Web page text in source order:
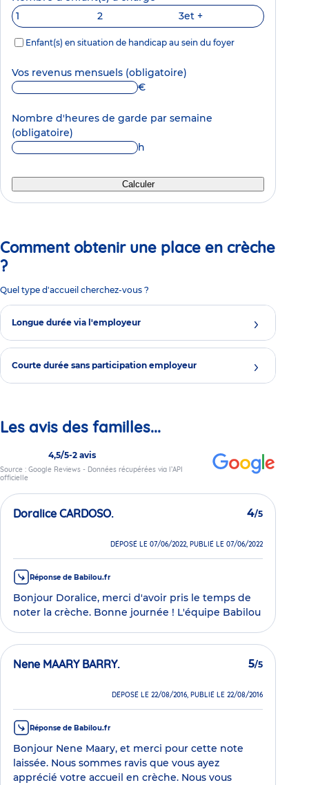
1
2 3et +
Enfant(s) en situation de handicap au sein du foyer
Vos revenus mensuels (obligatoire)
€
Nombre d'heures de garde par semaine
(obligatoire)
h
Calculer
Comment obtenir une place en crèche
?
Quel type d'accueil cherchez-vous ?
Longue durée via l'employeur
Courte durée sans participation employeur
Les avis des familles...
4,5/5-2 avis
Source : Google Reviews - Données récupérées via l’API
officielle
Doralice CARDOSO. 4/5
DÉPOSÉ LE 07/06/2022, PUBLIÉ LE 07/06/2022
Réponse de Babilou.fr
Bonjour Doralice, merci d'avoir pris le temps de
noter la crèche. Bonne journée ! L'équipe Babilou
Nene MAARY BARRY. 5/5
DÉPOSÉ LE 22/08/2016, PUBLIÉ LE 22/08/2016
Réponse de Babilou.fr
Bonjour Nene Maary, et merci pour cette note
laissée. Nous sommes ravis que vous ayez
apprécié votre accueil en crèche. Nous vous